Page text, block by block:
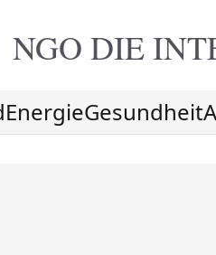
NGO DIE
EnergieGesundheit